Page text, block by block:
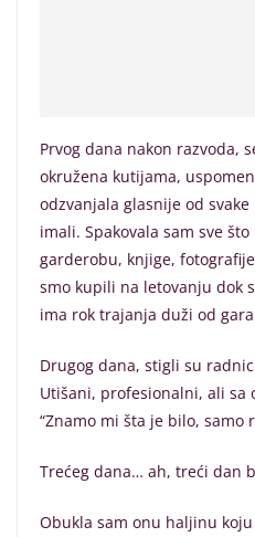
Prvog dana nakon razvoda,
okružena kutijama,
odzvanjala glasnije od
imali. Spakovala sam sve
garderobu, knjige,
smo kupili na letovanju dok
ima rok trajanja duži od
Drugog dana, stigli su
Utišani, profesionalni, ali sa
“Znamo mi šta je bilo, samo
Trećeg dana… ah, treći dan
Obukla sam onu haljinu